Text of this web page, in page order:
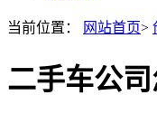
当前位置： 网站首页>
二手车公